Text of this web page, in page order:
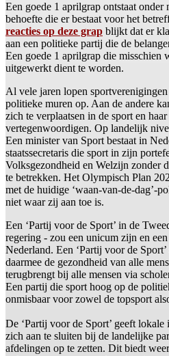
Een goede 1 aprilgrap ontstaat onder
behoefte die er bestaat voor het
reacties op deze grap blijkt dat er
aan een politieke partij die de
Een goede 1 aprilgrap die misschien
uitgewerkt dient te worden.
Al vele jaren lopen
politieke muren op. Aan de andere
zich te verplaatsen in de sport en
vertegenwoordigen. Op landelijk
Een minister van Sport bestaat in
staatssecretaris die sport in zijn
Volksgezondheid en Welzijn zonder
te betrekken. Het Olympisch Plan
met de huidige ‘waan-van-de-dag’-
niet waar zij aan toe is.
Een ‘Partij voor de Sport’ in de
regering - zou een unicum zijn en
Nederland. Een ‘Partij voor de
daarmee de gezondheid van alle
terugbrengt bij alle mensen via
Een partij die sport hoog op de
onmisbaar voor zowel de topsport
De ‘Partij voor de Sport’ geeft
zich aan te sluiten bij de landelijke
afdelingen op te zetten. Dit biedt